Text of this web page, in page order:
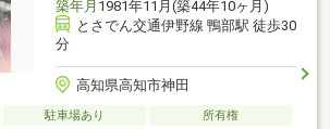
築年月 1981年11月(築44年10ヶ月)
とさでん交通伊野線 鴨部駅 徒歩30
分
高知県高知市神田
駐車場あり 所有権